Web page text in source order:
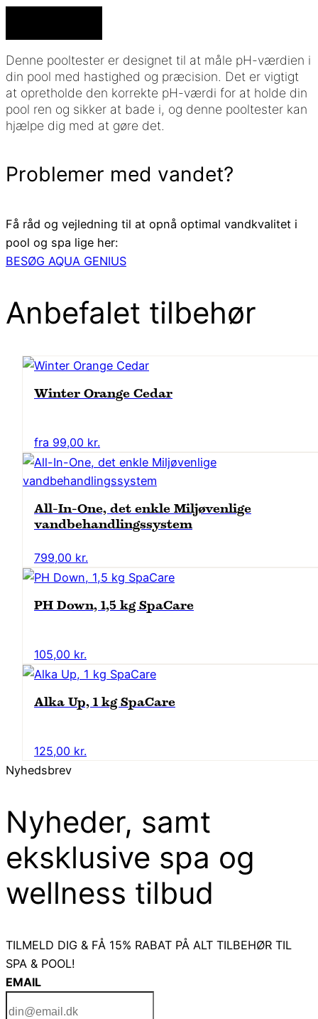
HÅNDRYSTER
ANTAL
Denne pooltester er designet til at måle pH-værdien i
din pool med hastighed og præcision. Det er vigtigt
at opretholde den korrekte pH-værdi for at holde din
pool ren og sikker at bade i, og denne pooltester kan
hjælpe dig med at gøre det.
Problemer med vandet?
Få råd og vejledning til at opnå optimal vandkvalitet i
pool og spa lige her:
BESØG AQUA GENIUS
Anbefalet tilbehør
Winter Orange Cedar
fra 99,00 kr.
vare
har
varianter.
Mulighederne
vælges
varesiden
All-In-One, det enkle Miljøvenlige
vandbehandlingssystem
799,00 kr.
PH Down, 1,5 kg SpaCare
105,00 kr.
Alka Up, 1 kg SpaCare
125,00 kr.
Nyhedsbrev
Nyheder, samt
eksklusive spa og
wellness tilbud
TILMELD DIG & FÅ 15% RABAT PÅ ALT TILBEHØR TIL
SPA & POOL!
EMAIL